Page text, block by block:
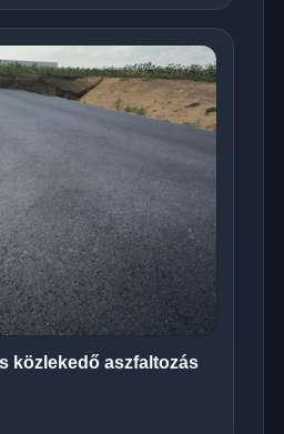
közlekedő aszfaltozás